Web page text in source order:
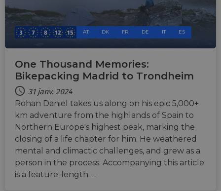
AT DK FR DE IT ES
One Thousand Memories:
Bikepacking Madrid to Trondheim
31 janv. 2024
Rohan Daniel takes us along on his epic 5,000+
km adventure from the highlands of Spain to
Northern Europe's highest peak, marking the
closing of a life chapter for him. He weathered
mental and climactic challenges, and grew as a
person in the process. Accompanying this article
is a feature-length …